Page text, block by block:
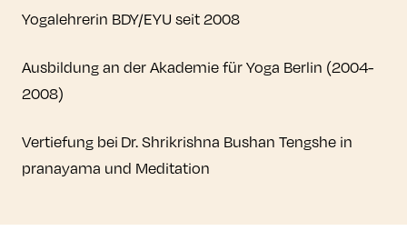
Yogalehrerin BDY/EYU seit 2008
Ausbildung an der Akademie für Yoga Berlin (2004-
2008)
Vertiefung bei Dr. Shrikrishna Bushan Tengshe in
pranayama und Meditation